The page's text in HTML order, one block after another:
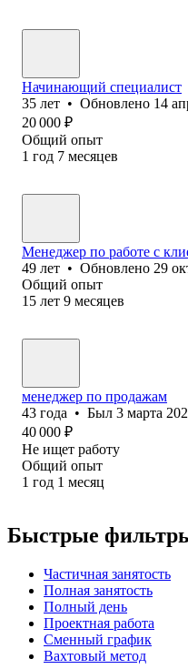
Начинающий специалист
35 лет • Обновлено 14
20 000 ₽
Общий опыт
1 год 7 месяцев
Менеджер по работе с
49 лет • Обновлено 29
Общий опыт
15 лет 9 месяцев
менеджер по продажам
43 года • Был 3 марта
40 000 ₽
Не ищет работу
Общий опыт
1 год 1 месяц
Быстрые
Частичная занятость
Полная занятость
Полный день
Проектная работа
Сменный график
Вахтовый метод